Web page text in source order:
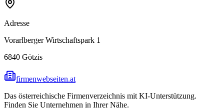
Adresse
Vorarlberger Wirtschaftspark 1
6840 Götzis
firmenwebseiten.at
Das österreichische Firmenverzeichnis mit KI-Unterstützung.
Finden Sie Unternehmen in Ihrer Nähe.